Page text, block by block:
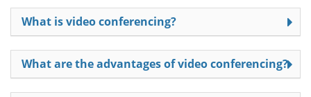
What is video conferencing?
What are the advantages of video conferencing?